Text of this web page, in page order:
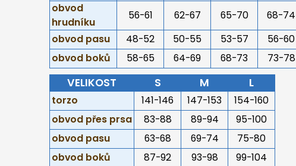
obvod
hrudníku
56-61 62-67 65-70 68-74
obvod pasu
48-52 50-55 53-57 56-60
obvod boků
58-65 64-69 68-73 73-78
VELIKOST S M L
torzo 141-146 147-153
154-160
obvod přes prsa
83-88 89-94
95-100
obvod pasu
63-68 69-74
75-80
obvod boků
87-92 93-98
99-104